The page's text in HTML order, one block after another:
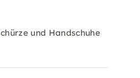
und Handschuhe